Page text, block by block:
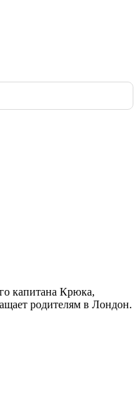
капитана Крюка,
родителям в Лондон.